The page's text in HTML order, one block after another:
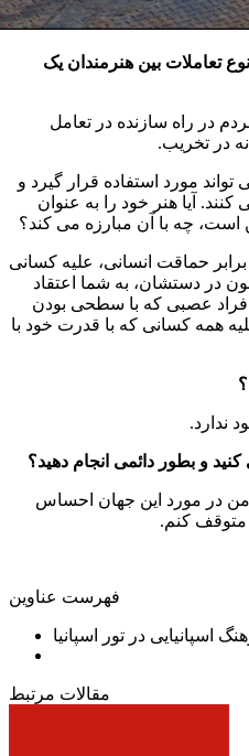
تعاملات بین هنرمندان یک
در راه سازنده در تعامل
در تخریب.
مورد استفاده قرار گیرد و
آیا هنر خود را به عنوان
است، چه با آن مبارزه می کند؟
حماقت انسانی، علیه کسانی
در دستشان، به شما اعتقاد
افراد عصبی که با سطحی بودن
همه کسانی که با قدرت خود با
ندارد.
و بطور دائمی انجام دهید؟
در مورد این جهان احساس
متوقف کنم.
فهرست عناوین
اسپانیایی در تور اسپانیا
مقالات مرتبط